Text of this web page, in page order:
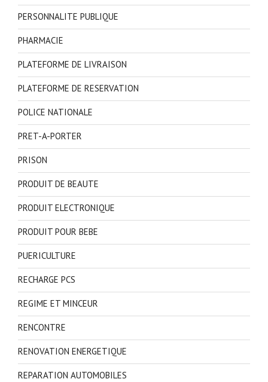
PERSONNALITE PUBLIQUE
PHARMACIE
PLATEFORME DE LIVRAISON
PLATEFORME DE RESERVATION
POLICE NATIONALE
PRET-A-PORTER
PRISON
PRODUIT DE BEAUTE
PRODUIT ELECTRONIQUE
PRODUIT POUR BEBE
PUERICULTURE
RECHARGE PCS
REGIME ET MINCEUR
RENCONTRE
RENOVATION ENERGETIQUE
REPARATION AUTOMOBILES